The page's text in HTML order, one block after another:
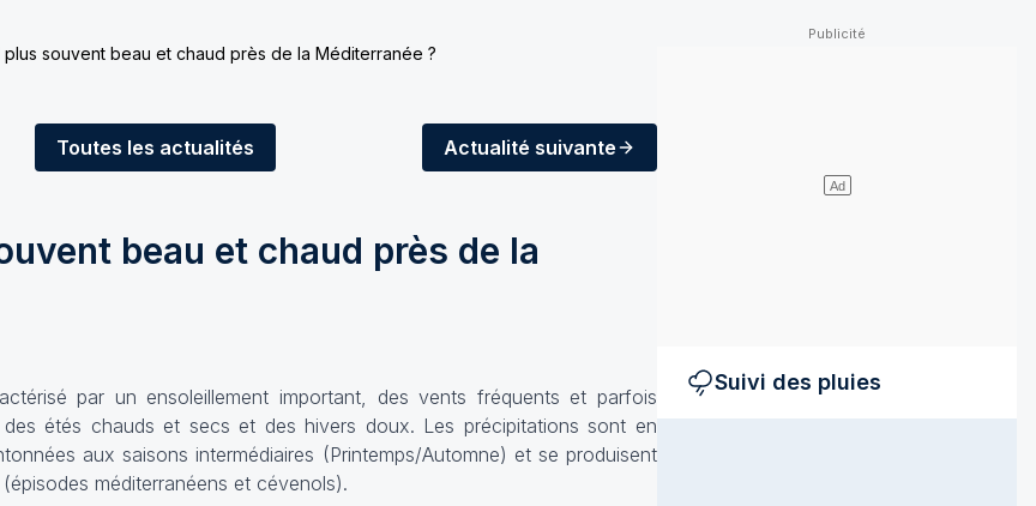
souvent beau et chaud près de la Méditerranée ?
Toutes les actualités Actualité suivante
beau et chaud près de la
par un ensoleillement important, des vents fréquents et parfois
étés chauds et secs et des hivers doux. Les précipitations sont en
aux saisons intermédiaires (Printemps/Automne) et se produisent
méditerranéens et cévenols).
Suivi des pluies